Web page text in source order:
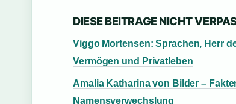
DIESE BEITRAGE NICHT
Viggo Mortensen: Sprachen, Herr
Vermögen und Privatleben
Amalia Katharina von Bilder –
Namensverwechslung